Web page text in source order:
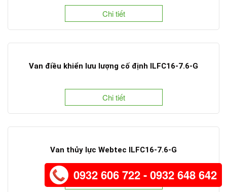
Chi tiết
Van điều khiển lưu lượng cố định ILFC16-7.6-G
Chi tiết
Van thủy lực Webtec ILFC16-7.6-G
Chi tiết
0932 606 722 - 0932 648 642